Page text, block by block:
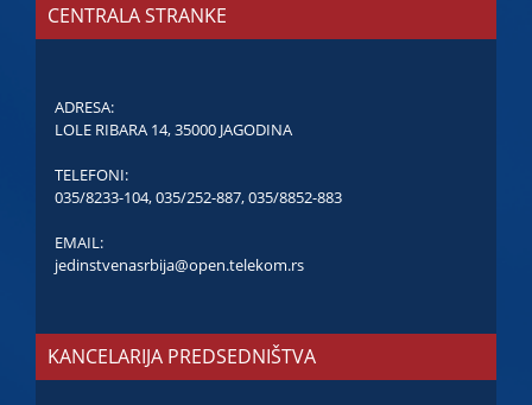
CENTRALA STRANKE
ADRESA:
LOLE RIBARA 14, 35000 JAGODINA
TELEFONI:
035/8233-104,035/252-887,035/8852-883
EMAIL:
jedinstvenasrbija@open.telekom.rs
KANCELARIJA PREDSEDNIŠTVA